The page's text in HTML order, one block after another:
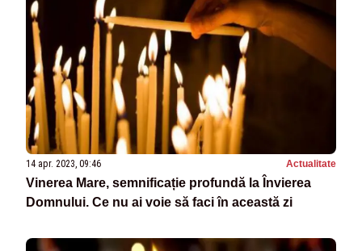
14 apr. 2023, 09:46 Actualitate
Vinerea Mare, semnificație profundă la Învierea
Domnului. Ce nu ai voie să faci în această zi